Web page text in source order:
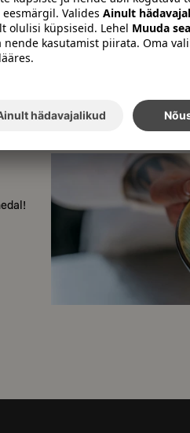
Rohkem infot
Tutvu hotelliga